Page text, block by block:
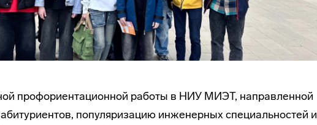
профориентационной работы в НИУ МИЭТ, направленной
популяризацию инженерных специальностей и